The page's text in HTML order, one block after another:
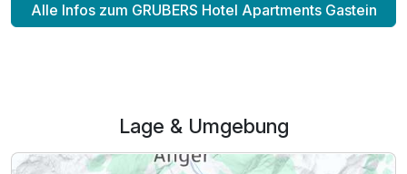
Alle Infos zum GRUBERS Hotel Apartments Gastein
Lage & Umgebung